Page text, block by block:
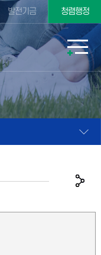
발전기금 청렴행정